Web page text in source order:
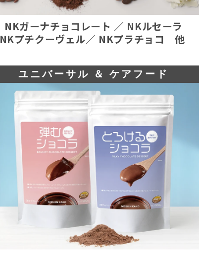
NKガーナチョコレート ／ NKルセーラ
NKプチクーヴェル／ NKプラチョコ 他
ユニバーサル ＆ ケアフード